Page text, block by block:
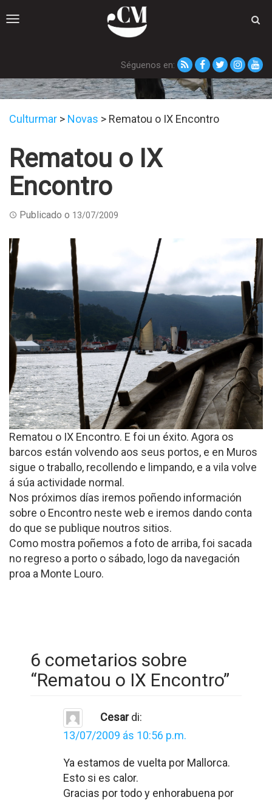
Toggle
Séguenos en:
Novas
Culturmar > Novas > Rematou o IX Encontro
Rematou o IX
Encontro
Publicado o 13/07/2009
Rematou o IX Encontro. E foi un éxito. Agora os
barcos están volvendo aos seus portos, e en Muros
sigue o traballo, recollendo e limpando, e a vila volve
á súa actividade normal.
Nos próximos días iremos poñendo información
sobre o Encontro neste web e iremos dando conta
do que se publique noutros sitios.
Como mostra poñemos a foto de arriba, foi sacada
no regreso a porto o sábado, logo da navegación
proa a Monte Louro.
6 cometarios sobre
“Rematou o IX Encontro”
Cesar di:
13/07/2009 ás 10:56 p.m.
Ya estamos de vuelta por Mallorca.
Esto si es calor.
Gracias por todo y enhorabuena por